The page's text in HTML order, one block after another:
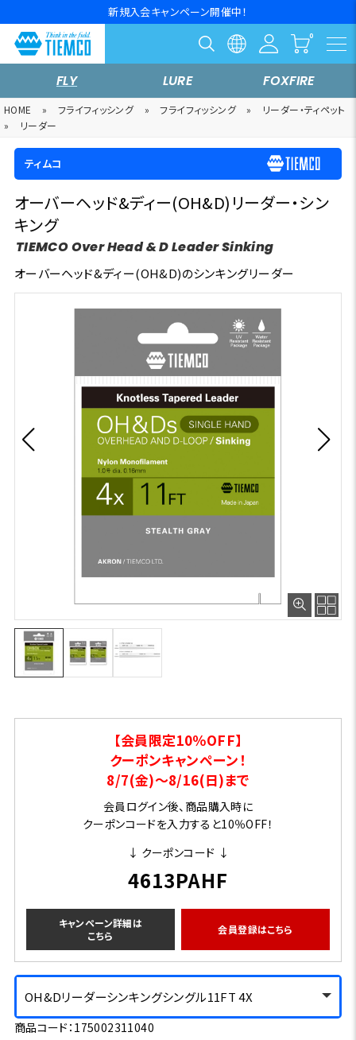
新規入会キャンペーン開催中！
FLY LURE FOXFIRE
HOME » フライフィッシング » フライフィッシング »
リーダー・ティペット
»
リーダー
ティムコ
オーバーヘッド&ディー(OH&D)リーダー・シン
キング
TIEMCO Over Head & D Leader Sinking
オーバーヘッド&ディー(OH&D)のシンキングリーダー
【会員限定10％OFF】
クーポンキャンペーン！
8/7(金)～8/16(日)まで
会員ログイン後、商品購入時に
クーポンコードを入力すると10％OFF！
↓ クーポンコード ↓
4613PAHF
キャンペーン詳細は
こちら
会員登録はこちら
OH&Dリーダーシンキングシングル11FT 4X
商品コード：175002311040